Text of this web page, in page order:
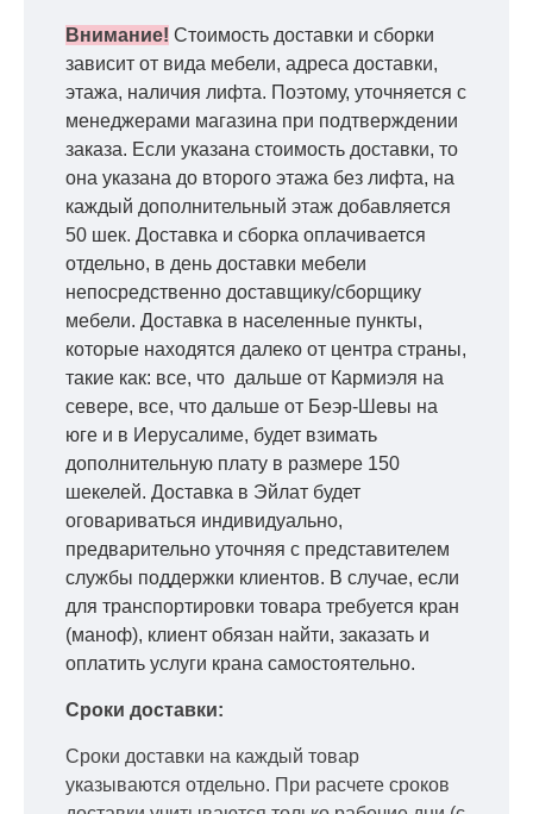
Внимание! Стоимость доставки и сборки
зависит от вида мебели, адреса доставки,
этажа, наличия лифта. Поэтому, уточняется с
менеджерами магазина при подтверждении
заказа. Если указана стоимость доставки, то
она указана до второго этажа без лифта, на
каждый дополнительный этаж добавляется
50 шек. Доставка и сборка оплачивается
отдельно, в день доставки мебели
непосредственно доставщику/сборщику
мебели. Доставка в населенные пункты,
которые находятся далеко от центра страны,
такие как: все, что дальше от Кармиэля на
севере, все, что дальше от Беэр-Шевы на
юге и в Иерусалиме, будет взимать
дополнительную плату в размере 150
шекелей. Доставка в Эйлат будет
оговариваться индивидуально,
предварительно уточняя с представителем
службы поддержки клиентов. В случае, если
для транспортировки товара требуется кран
(маноф), клиент обязан найти, заказать и
оплатить услуги крана самостоятельно.
Сроки доставки:
Сроки доставки на каждый товар
указываются отдельно. При расчете сроков